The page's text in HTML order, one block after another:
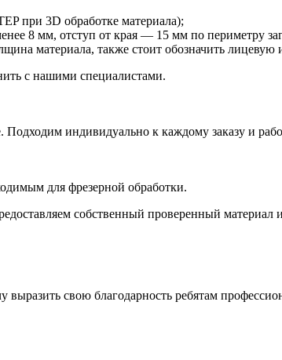
при 3D обработке материала);
8 мм, отступ от края — 15 мм по периметру
материала, также стоит обозначить лицевую
с нашими специалистами.
индивидуально к каждому заказу и
для фрезерной обработки.
собственный проверенный материал
свою благодарность ребятам